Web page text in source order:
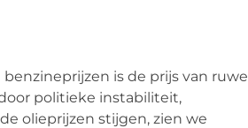
is de prijs van ruwe
politieke instabiliteit,
olieprijzen stijgen, zien we